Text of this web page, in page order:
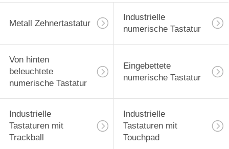
Metall Zehnertastatur
Industrielle
numerische Tastatur
Von hinten
beleuchtete
numerische Tastatur
Eingebettete
numerische Tastatur
Industrielle
Tastaturen mit
Trackball
Industrielle
Tastaturen mit
Touchpad